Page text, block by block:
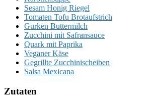
Sesam Honig Riegel
Tomaten Tofu Brotaufstrich
Gurken Buttermilch
Zucchini mit Safransauce
Quark mit Paprika
Veganer Käse
Gegrillte Zucchinischeiben
Salsa Mexicana
Zutaten